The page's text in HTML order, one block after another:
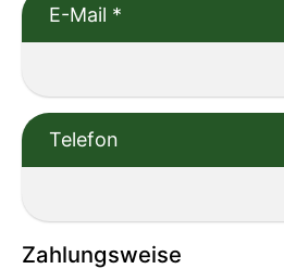
E-Mail *
Telefon
Zahlungsweise